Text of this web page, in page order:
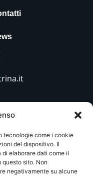
tecnologie come i cookie
del dispositivo. Il
elaborare dati come il
sito. Non
negativamente su alcune